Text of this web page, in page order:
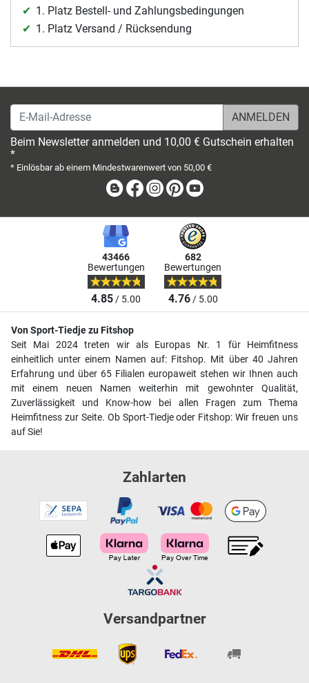
1. Platz Bestell- und Zahlungsbedingungen
1. Platz Versand / Rücksendung
E-Mail-Adresse
Beim Newsletter anmelden und 10,00 € Gutschein erhalten
*
* Einlösbar ab einem Mindestwarenwert von 50,00 €
BlogFacebook
Instagram
Pinterest
43466
Bewertungen
4.85/ 5.00
682
Bewertungen
4.76/ 5.00
Von Sport-Tiedje zu Fitshop
Seit Mai 2024 treten wir als Europas Nr. 1 für Heimfitness
einheitlich unter einem Namen auf: Fitshop. Mit über 40 Jahren
Erfahrung und über 65 Filialen europaweit stehen wir Ihnen auch
mit einem neuen Namen weiterhin mit gewohnter Qualität,
Zuverlässigkeit und Know-how bei allen Fragen zum Thema
Heimfitness zur Seite. Ob Sport-Tiedje oder Fitshop: Wir freuen uns
auf Sie!
Zahlarten
Versandpartner